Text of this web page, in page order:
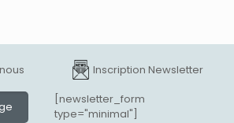
Inscription Newsletter
[newsletter_form
type="minimal"]